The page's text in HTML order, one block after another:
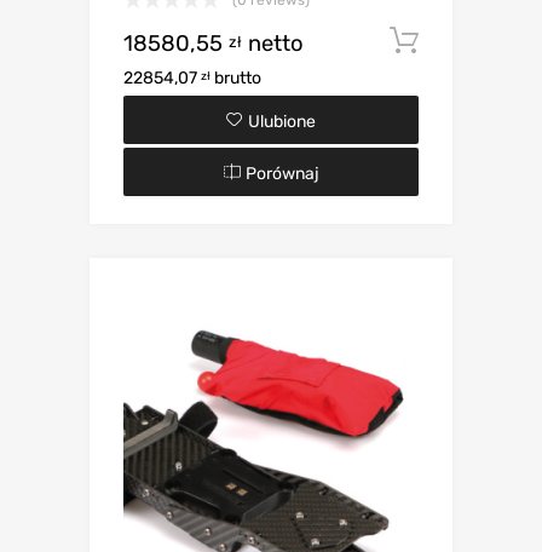
18580,55 zł netto
22854,07 zł brutto
Ulubione
Porównaj